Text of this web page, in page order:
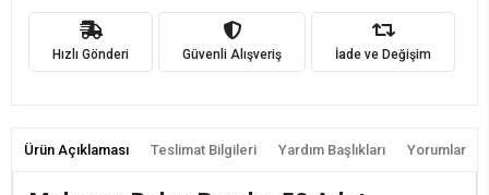
Hızlı Gönderi Güvenli Alışveriş İade ve Değişim
Ürün Açıklaması Teslimat Bilgileri Yardım Başlıkları Yorumlar